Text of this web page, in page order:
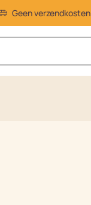
Geen verzendkosten